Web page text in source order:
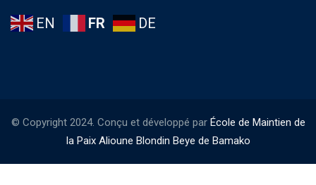
EN FR DE
© Copyright 2024. Conçu et développé par École de Maintien de
la Paix Alioune Blondin Beye de Bamako